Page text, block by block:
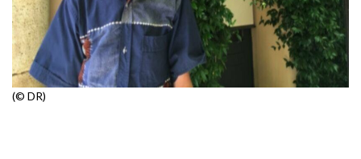
(© DR)